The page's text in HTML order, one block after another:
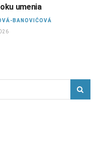
umenia
BANOVIĆOVÁ